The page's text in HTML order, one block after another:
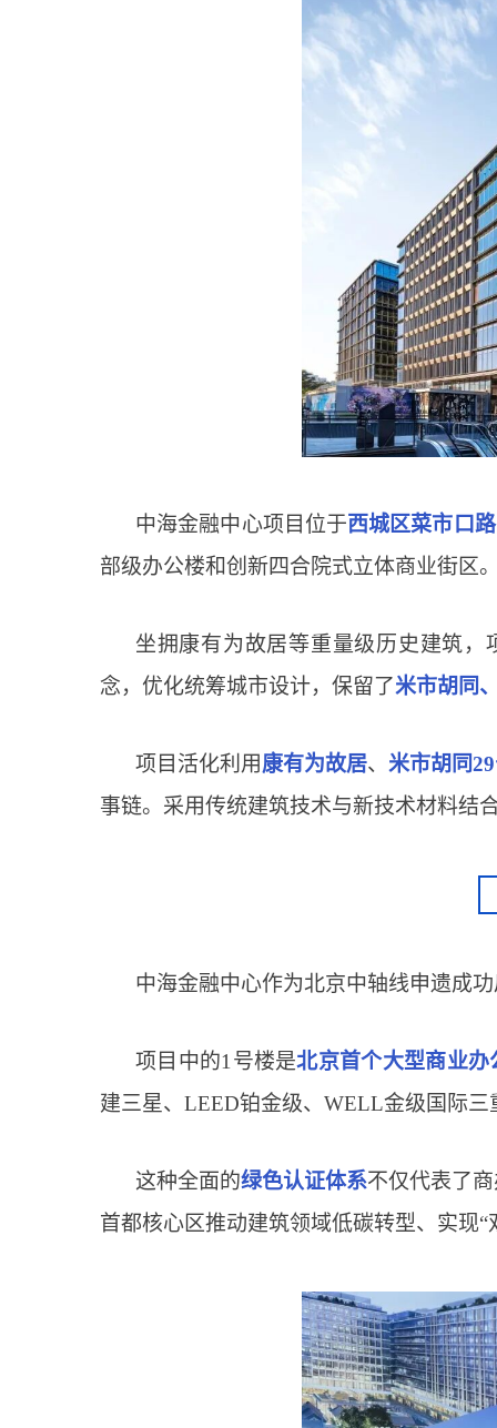
中海金融中心项目位于西城区菜市口
部级办公楼和创新四合院式立体商业街区
坐拥康有为故居等重量级历史建筑，
念，优化统筹城市设计，保留了米市胡同
项目活化利用康有为故居、 米市胡同
事链。采用传统建筑技术与新技术材料结
中海金融中心作为北京中轴线申遗成
项目中的1号楼是北京首个大型商业
建三星、LEED铂金级、WELL金级国际三
这种全面的绿色认证体系不仅代表了
首都核心区推动建筑领域低碳转型、实现